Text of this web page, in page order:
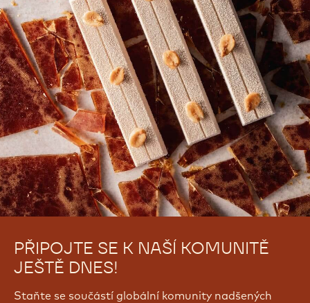
PŘIPOJTE SE K NAŠÍ KOMUNITĚ
JEŠTĚ DNES!
Staňte se součástí globální komunity nadšených